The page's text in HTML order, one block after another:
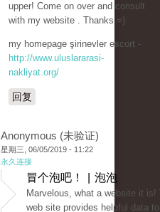
upper! Come on over and consult
with my website . Thanks =)
my homepage şirinevler escort -
http://www.uluslararasi-
nakliyat.org/
回复
Anonymous (未验证)
星期三, 06/05/2019 - 11:22
永久连接
冒个泡吧！ | 泡泡
Marvelous, what a website it is!
web site provides helpful data